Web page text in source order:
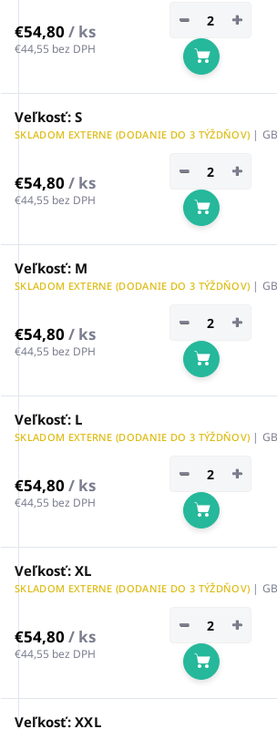
€54,80 / ks
€44,55 bez DPH
+
−
Do
Veľkosť: S
SKLADOM EXTERNE (DODANIE DO 3 TÝŽDŇOV) |
€54,80 / ks
€44,55 bez DPH
+
−
Do
Veľkosť: M
SKLADOM EXTERNE (DODANIE DO 3 TÝŽDŇOV) |
€54,80 / ks
€44,55 bez DPH
+
−
Do
Veľkosť: L
SKLADOM EXTERNE (DODANIE DO 3 TÝŽDŇOV) |
€54,80 / ks
€44,55 bez DPH
+
−
Do
Veľkosť: XL
SKLADOM EXTERNE (DODANIE DO 3 TÝŽDŇOV) |
€54,80 / ks
€44,55 bez DPH
+
−
Do
Veľkosť: XXL